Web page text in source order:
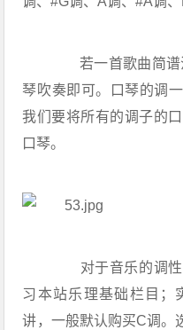
若一首歌曲简谱
琴吹奏即可。口琴的调
我们要将所有的调子的
口琴。
对于音乐的调性
习本站乐理基础栏目；
讲，一般默认购买C调。